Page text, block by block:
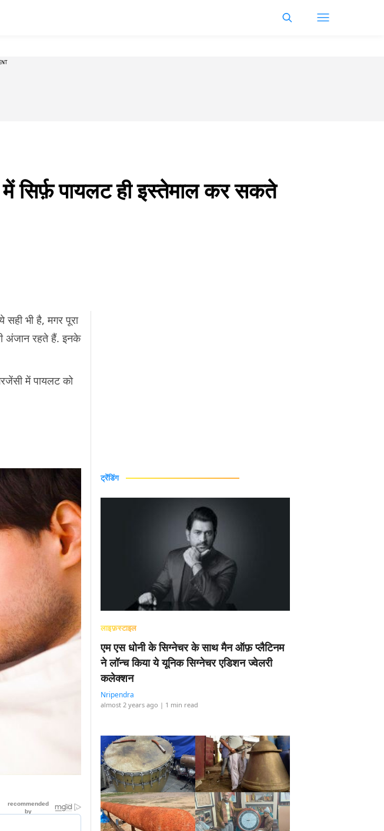
सिर्फ़ पायलट ही इस्तेमाल कर सकते
सही भी है, मगर पूरा
अंजान रहते हैं. इनके
में पायलट को
ट्रेंडिंग
लाइफ़स्टाइल
एम एस धोनी के सिग्नेचर के साथ मैन ऑफ़ प्लैटिनम
ने लॉन्च किया ये यूनिक सिग्नेचर एडिशन ज्वेलरी
कलेक्शन
Nripendra
almost 2 years ago | 1 min read